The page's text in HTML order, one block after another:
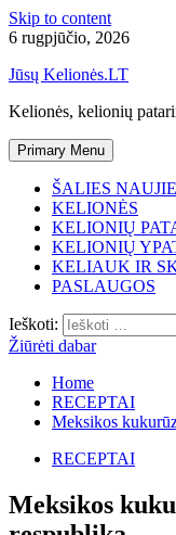
Skip to content
6 rugpjūčio, 2026
Jūsų Kelionės.LT
Kelionės, kelionių
Primary Menu
ŠALIES
KELIONĖS
KELIONIŲ
KELIONIŲ
KELIAUK IR
PASLAUGOS
Ieškoti:
Žiūrėti dabar
Home
RECEPTAI
Meksikos
RECEPTAI
Meksikos